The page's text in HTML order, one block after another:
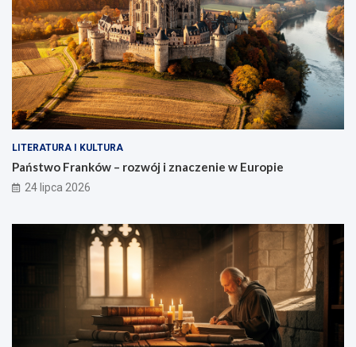
LITERATURA I KULTURA
Państwo Franków – rozwój i znaczenie w Europie
24 lipca 2026